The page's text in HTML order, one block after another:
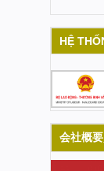
HỆ
会社概